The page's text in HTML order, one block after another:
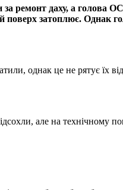
за ремонт даху, а голова
поверх затоплює. Однак
однак це не рятує їх
але на технічному